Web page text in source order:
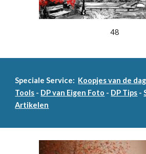
48
Speciale Service: Koopjes van de dag
Tools - DP van Eigen Foto - DP Tips -
Artikelen